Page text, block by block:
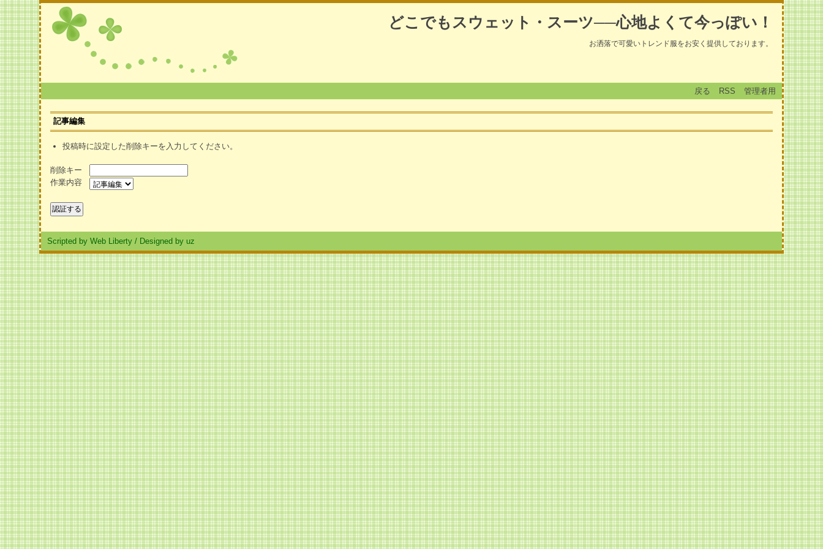
どこでもスウェット・スーツ──心地よくて今っぽい！
お洒落で可愛いトレンド服をお安く提供しております。
戻る RSS 管理者用
記事編集
投稿時に設定した削除キーを入力してください。
削除キー
作業内容
Scripted by Web Liberty / Designed by uz